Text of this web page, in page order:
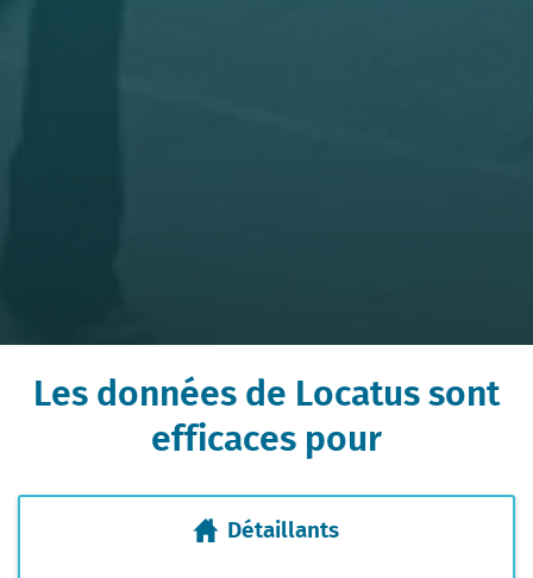
Les données de Locatus sont
efficaces pour
Détaillants